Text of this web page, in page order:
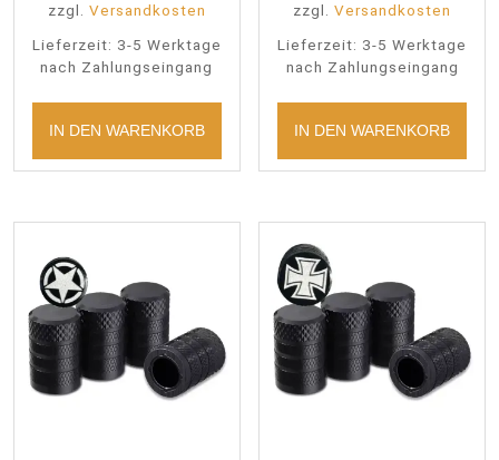
zzgl. Versandkosten
Lieferzeit: 3-5 Werktage
nach Zahlungseingang
IN DEN WARENKORB
zzgl.Versandkosten
Lieferzeit: 3-5 Werktage
nach Zahlungseingang
IN DEN WARENKORB